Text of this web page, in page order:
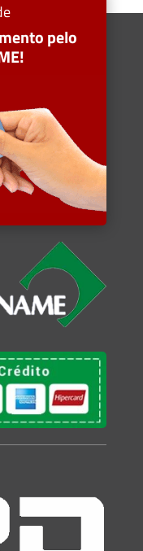
pelo